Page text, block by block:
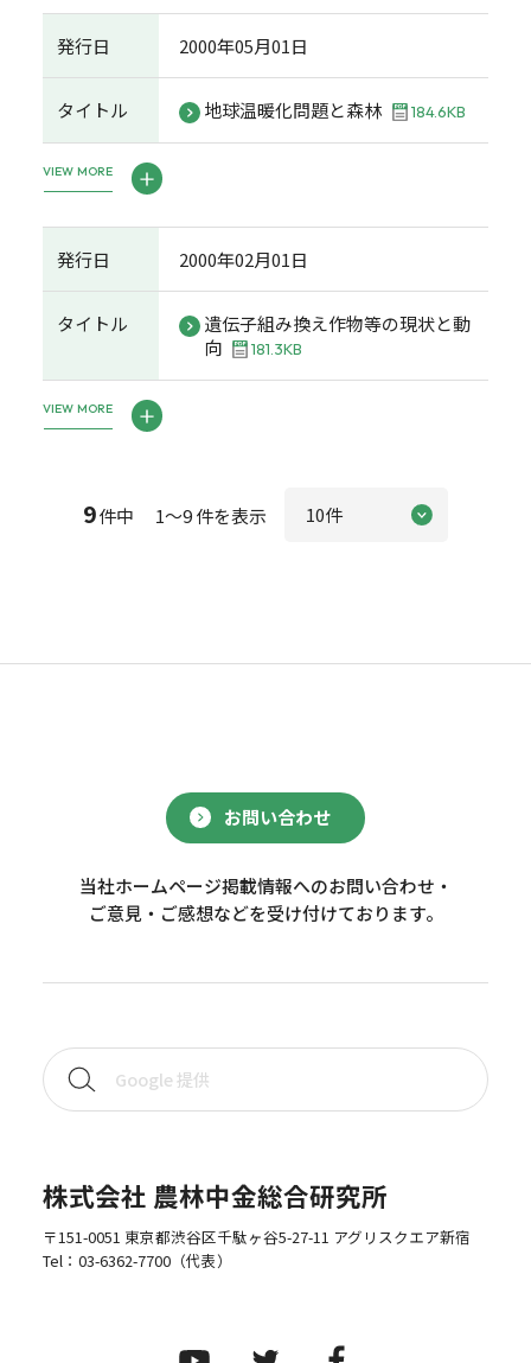
発行日 2000年05月01日
タイトル 地球温暖化問題と森林 184.6KB
VIEW MORE
発行日 2000年02月01日
タイトル
遺伝子組み換え作物等の現状と動
向
181.3KB
VIEW MORE
9件中 1～9 件を表示
お問い合わせ
当社ホームページ掲載情報へのお問い合わせ・
ご意見・ご感想などを受け付けております。
株式会社 農林中金総合研究所
〒151-0051 東京都渋谷区千駄ヶ谷5-27-11 アグリスクエア新宿
Tel： 03-6362-7700（代表）